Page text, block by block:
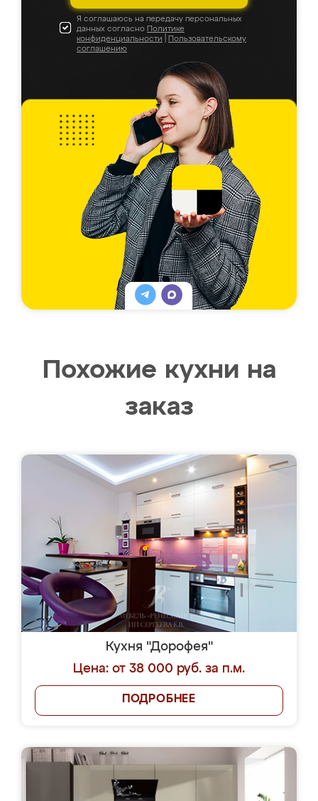
Я соглашаюсь на передачу персональных
данных согласно Политике
конфиденциальности
Пользовательскому
соглашению
Похожие кухни на
заказ
Кухня "Дорофея"
Цена: от 38 000 руб. за п.м.
ПОДРОБНЕЕ